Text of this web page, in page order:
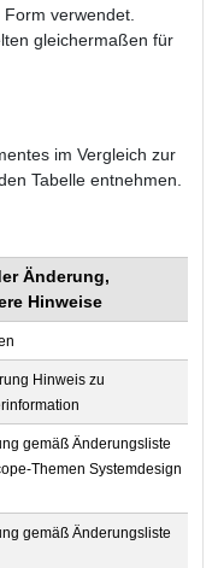
verwendet.
gleichermaßen für
im Vergleich zur
Tabelle entnehmen.
Änderung,
Hinweise
Hinweis zu
gemäß Änderungsliste
Themen Systemdesign
gemäß Änderungsliste